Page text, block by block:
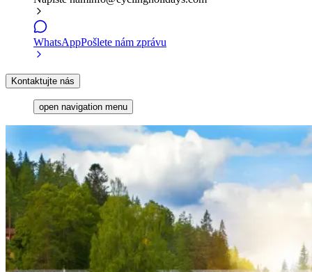
WhatsAppPošlete nám zprávu
Kontaktujte nás
open navigation menu